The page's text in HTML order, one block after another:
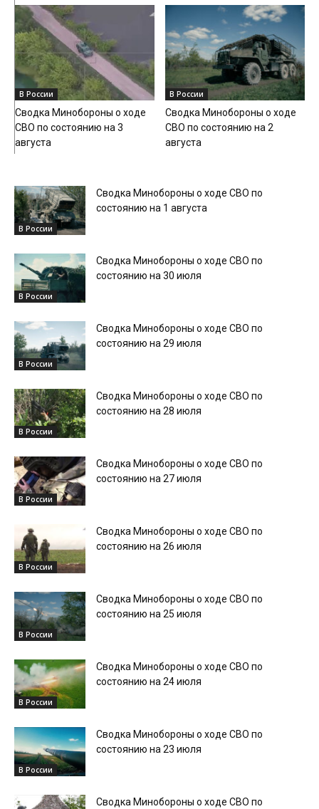
В России
Сводка Минобороны о ходе
СВО по состоянию на 3
августа
В России
Сводка Минобороны о ходе
СВО по состоянию на 2
августа
В России
Сводка Минобороны о ходе СВО по
состоянию на 1 августа
В России
Сводка Минобороны о ходе СВО по
состоянию на 30 июля
В России
Сводка Минобороны о ходе СВО по
состоянию на 29 июля
В России
Сводка Минобороны о ходе СВО по
состоянию на 28 июля
В России
Сводка Минобороны о ходе СВО по
состоянию на 27 июля
В России
Сводка Минобороны о ходе СВО по
состоянию на 26 июля
В России
Сводка Минобороны о ходе СВО по
состоянию на 25 июля
В России
Сводка Минобороны о ходе СВО по
состоянию на 24 июля
В России
Сводка Минобороны о ходе СВО по
состоянию на 23 июля
Сводка Минобороны о ходе СВО по